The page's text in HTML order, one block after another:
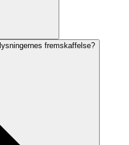
fremskaffelse?